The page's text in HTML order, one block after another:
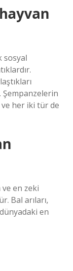
sosyal
Şempanzelerin
her iki tür de
ve en zeki
Bal arıları,
en